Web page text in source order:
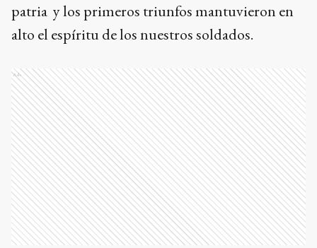
patria y los primeros triunfos mantuvieron en
alto el espíritu de los nuestros soldados.
Ads